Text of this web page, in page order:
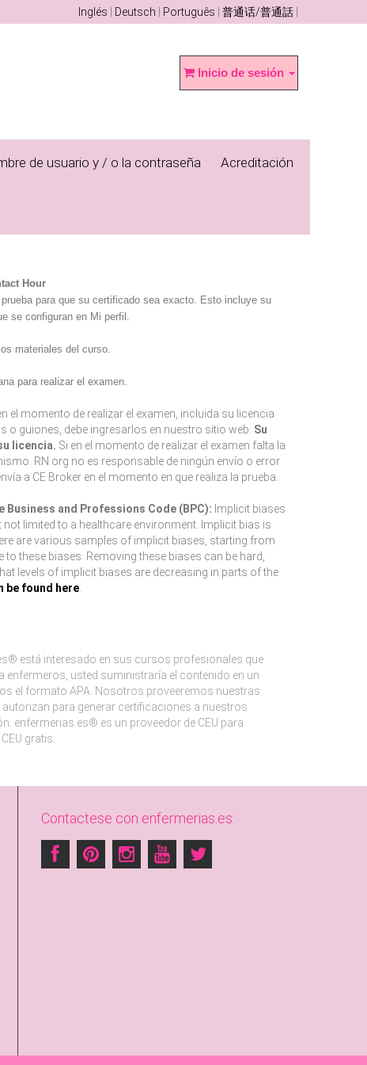
Inglés Deutsch Português 普通话/普通話
Inicio de sesión
de usuario y / o la contraseña Acreditación
Hour
para que su certificado sea exacto. Esto incluye su
se configuran en Mi perfil.
materiales del curso.
para realizar el examen.
el momento de realizar el examen, incluida su licencia
o guiones, debe ingresarlos en nuestro sitio web. Su
licencia. Si en el momento de realizar el examen falta la
RN.org no es responsable de ningún envío o error
a CE Broker en el momento en que realiza la prueba.
and Professions Code (BPC): Implicit biases
limited to a healthcare environment. Implicit bias is
are various samples of implicit biases, starting from
these biases. Removing these biases can be hard,
levels of implicit biases are decreasing in parts of the
be found here.
está interesado en sus cursos profesionales que
usted suministraría el contenido en un
el formato APA. Nosotros proveeremos nuestras
para generar certificaciones a nuestros
enfermerias.es® es un proveedor de CEU para
gratis.
Contactese con enfermerias.es: